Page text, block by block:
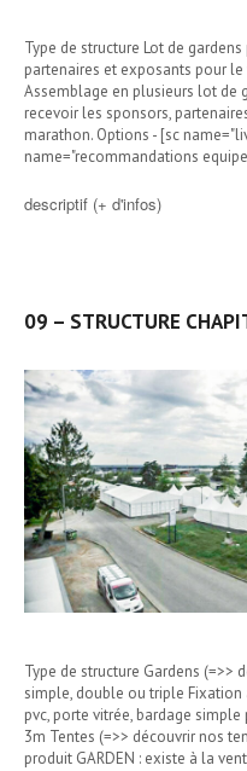
Type de structure Lot de
partenaires et exposants pour
Assemblage en plusieurs lot de
recevoir les sponsors,
marathon. Options - [sc
name="recommandations
descriptif (+ d'infos)
09 – STRUCTURE
Type de structure Gardens (=>>
simple, double ou triple Fixation
pvc, porte vitrée, bardage
3m Tentes (=>> découvrir nos
produit GARDEN : existe à la